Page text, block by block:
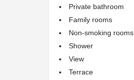
Private bathroom
Family rooms
Non-smoking rooms
Shower
View
Terrace